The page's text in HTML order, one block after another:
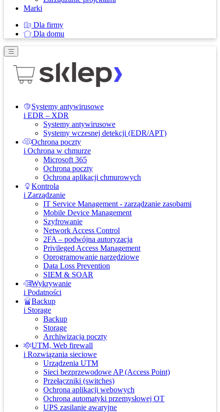
Marki
Dla firmy
Dla domu
Systemy antywirusowe
i EDR – XDR
Systemy antywirusowe
Systemy wczesnej detekcji (EDR/APT)
Ochrona poczty
i Ochrona w chmurze
Microsoft 365
Ochrona poczty
Ochrona aplikacji chmurowych
Kontrola
i Zarządzanie
IT Service Management - zarządzanie zasobami
Mobile Device Management
Szyfrowanie
Network Access Control
2FA – podwójna autoryzacja
Privileged Access Management
Oprogramowanie narzędziowe
Data Loss Prevention
SIEM & SOAR
Wykrywanie
i Podatności
Backup
i Storage
Backup
Storage
Archiwizacja poczty
UTM, Web firewall
i Rozwiązania sieciowe
Urządzenia UTM
Sieci bezprzewodowe AP (Access Point)
Przełączniki (switches)
Ochrona aplikacji webowych
Ochrona automatyki przemysłowej OT
UPS zasilanie awaryjne